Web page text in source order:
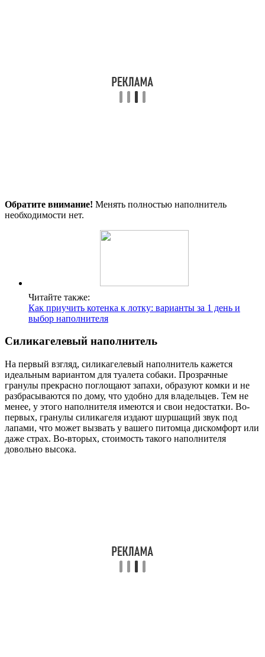
Обратите внимание! Менять полностью наполнитель
необходимости нет.
Читайте также:
Как приучить котенка к лотку: варианты за 1 день и
выбор наполнителя
Силикагелевый наполнитель
На первый взгляд, силикагелевый наполнитель кажется
идеальным вариантом для туалета собаки. Прозрачные
гранулы прекрасно поглощают запахи, образуют комки и не
разбрасываются по дому, что удобно для владельцев. Тем не
менее, у этого наполнителя имеются и свои недостатки. Во-
первых, гранулы силикагеля издают шуршащий звук под
лапами, что может вызвать у вашего питомца дискомфорт или
даже страх. Во-вторых, стоимость такого наполнителя
довольно высока.